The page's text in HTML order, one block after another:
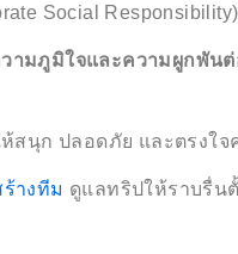
Social
ามภูมิใจและความผูกพัน
นุก ปลอดภัย และตรงใ
างทีม ดูแลทริปให้ราบรื่น